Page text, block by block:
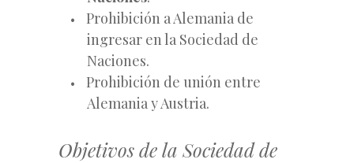
Prohibición a Alemania de
ingresar en la Sociedad de
Naciones.
Prohibición de unión entre
Alemania y Austria.
Objetivos de la Sociedad de